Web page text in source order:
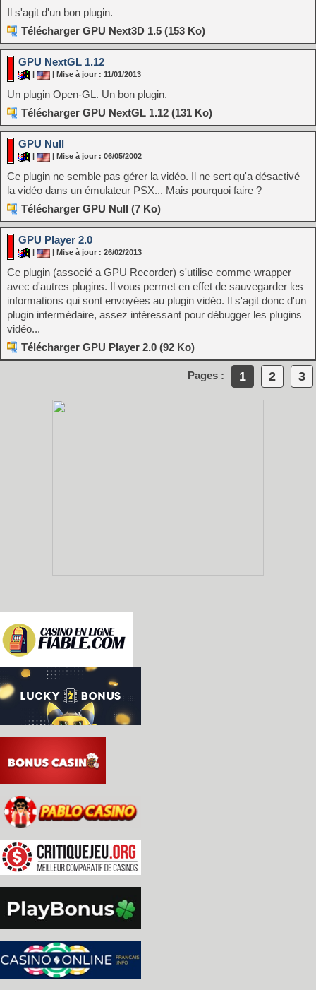
Il s'agit d'un bon plugin.
Télécharger GPU Next3D 1.5 (153 Ko)
GPU NextGL 1.12
| Mise à jour : 11/01/2013
Un plugin Open-GL. Un bon plugin.
Télécharger GPU NextGL 1.12 (131 Ko)
GPU Null
| Mise à jour : 06/05/2002
Ce plugin ne semble pas gérer la vidéo. Il ne sert qu'a désactivé
la vidéo dans un émulateur PSX... Mais pourquoi faire ?
Télécharger GPU Null (7 Ko)
GPU Player 2.0
| Mise à jour : 26/02/2013
Ce plugin (associé a GPU Recorder) s'utilise comme wrapper
avec d'autres plugins. Il vous permet en effet de sauvegarder les
informations qui sont envoyées au plugin vidéo. Il s'agit donc d'un
plugin intermédaire, assez intéressant pour débugger les plugins
vidéo...
Télécharger GPU Player 2.0 (92 Ko)
Pages : 1 2 3